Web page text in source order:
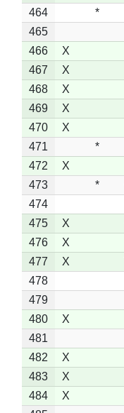
464
*
465
466
X
467
X
468
X
469
X
470
X
471
*
472
X
473
*
474
475
X
476
X
477
X
478
479
480
X
481
482
X
483
X
484
X